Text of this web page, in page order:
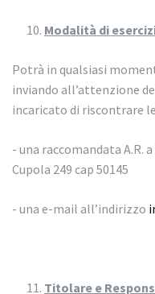
Modalità di
Potrà in qualsiasi
inviando all’attenzione
incaricato di riscontrare
- una raccomandata A.R.
Cupola 249 cap 50145
- una e-mail all’indirizzo
Titolare e